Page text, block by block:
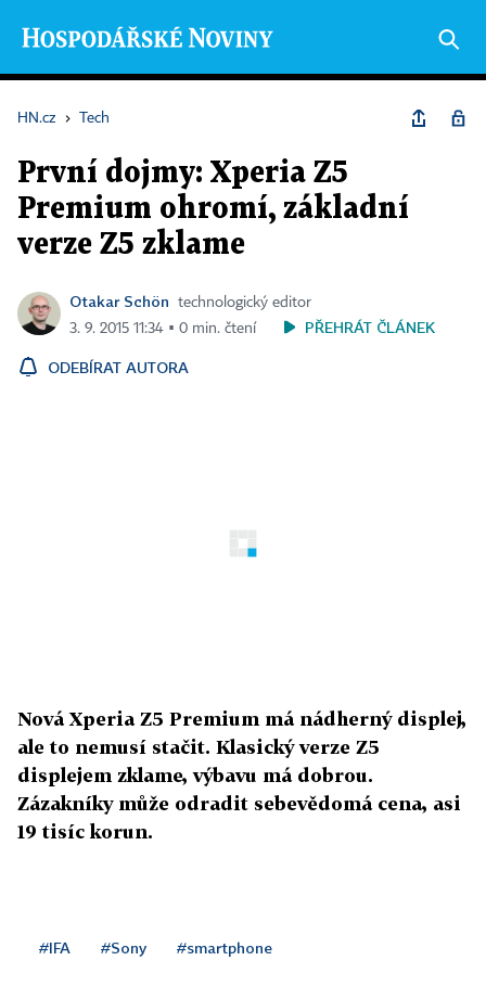
HN.cz › Tech
První dojmy: Xperia Z5
Premium ohromí, základní
verze Z5 zklame
Otakar Schön
technologický editor
3. 9. 2015 11:34 ▪ 0 min. čtení
PŘEHRÁT ČLÁNEK
ODEBÍRAT AUTORA
Nová Xperia Z5 Premium má nádherný displej,
ale to nemusí stačit. Klasický verze Z5
displejem zklame, výbavu má dobrou.
Zázakníky může odradit sebevědomá cena, asi
19 tisíc korun.
#IFA #Sony #smartphone